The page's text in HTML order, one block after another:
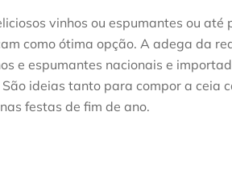
vinhos ou espumantes ou até
como ótima opção. A adega da
e espumantes nacionais e
ideias tanto para compor a ceia
festas de fim de ano.